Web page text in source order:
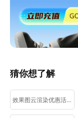
猜你想了解
效果图云渲染优惠活动